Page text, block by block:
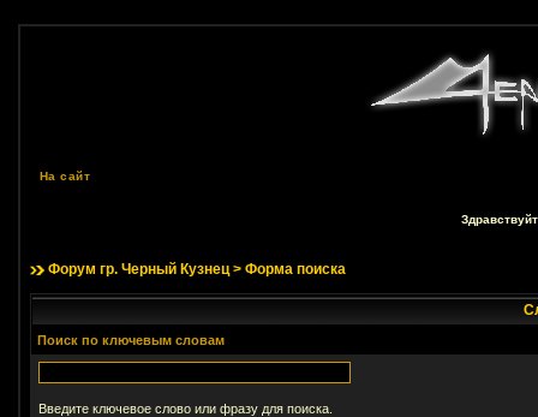
На сайт
Форум гр. Черный Кузнец> Форма поиска
Поиск по ключевым словам
Введите ключевое слово или фразу для поиска.